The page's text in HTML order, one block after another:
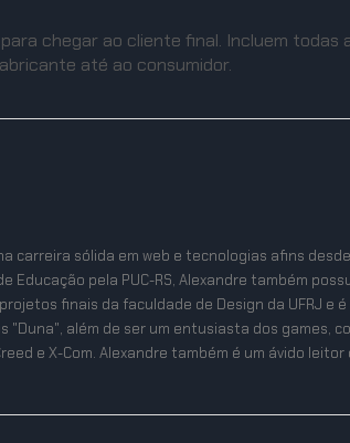
chegar ao cliente final. Incluem todas
até ao consumidor.
carreira sólida em web e tecnologias afins
Educação pela PUC-RS, Alexandre também
finais da faculdade de Design da UFRJ e é
além de ser um entusiasta dos games,
e X-Com. Alexandre também é um ávido